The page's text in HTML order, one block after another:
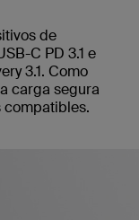
de
C PD 3.1 e
3.1. Como
carga segura
compatibles.